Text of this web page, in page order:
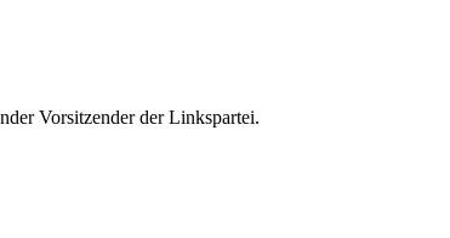
Vorsitzender der Linkspartei.